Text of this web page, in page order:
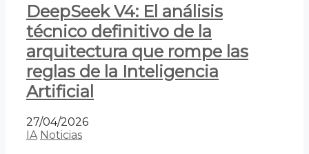
DeepSeek V4: El análisis
técnico definitivo de la
arquitectura que rompe las
reglas de la Inteligencia
Artificial
27/04/2026
IA Noticias